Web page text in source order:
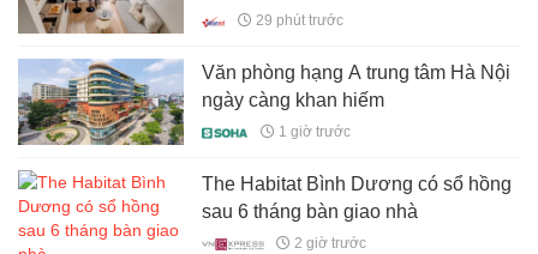
29 phút trước
Văn phòng hạng A trung tâm Hà Nội
ngày càng khan hiếm
1 giờ trước
The Habitat Bình Dương có sổ hồng
sau 6 tháng bàn giao nhà
2 giờ trước